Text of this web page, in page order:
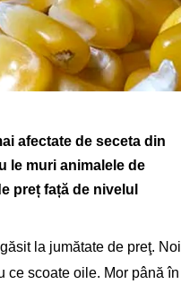
afectate de seceta din
le muri animalele de
preț față de nivelul
la jumătate de preţ. Noi
ce scoate oile. Mor până în